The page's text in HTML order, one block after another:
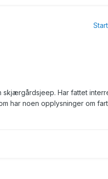
Har fattet
har noen opplysninger om